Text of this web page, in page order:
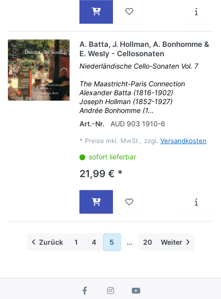
A. Batta, J. Hollman, A. Bonhomme &
E. Wesly - Cellosonaten
Niederländische Cello-Sonaten Vol. 7
The Maastricht-Paris Connection
Alexander Batta (1816-1902)
Joseph Hollman (1852-1927)
Andrée Bonhomme (1...
Art.-Nr.
AUD 903 1910-6
* Preise inkl. MwSt., zzgl. Versandkosten
sofort lieferbar
21,99 € *
Zurück 1 4 5 ... 20 Weiter